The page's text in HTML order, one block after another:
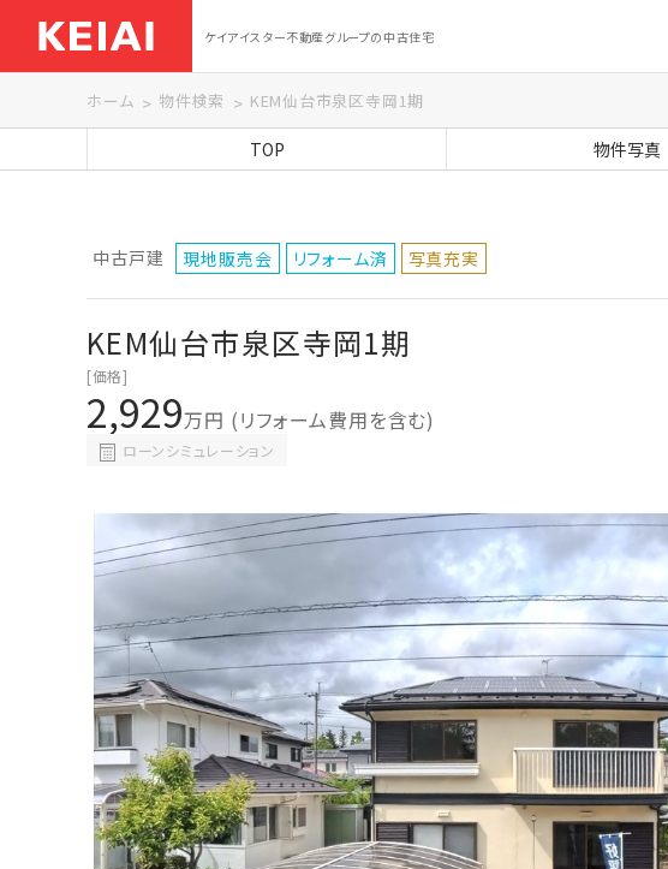
ケイアイスター不動産グループの中古住宅
ホーム 物件検索 KEM仙台市泉区寺岡1期
TOP 物件写真
中古戸建 現地販売会 リフォーム済 写真充実
KEM仙台市泉区寺岡1期
[価格]
2,929万円 (リフォーム費用を含む)
ローンシミュレーション